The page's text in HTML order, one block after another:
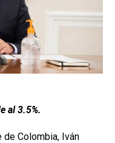
al 3.5%.
Colombia, Iván